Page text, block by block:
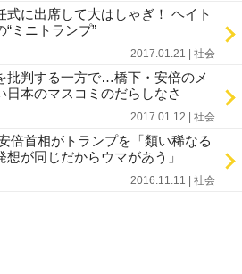
式に出席して大はしゃぎ！ ヘイト
ミニトランプ”
2017.01.21 | 社会
批判する一方で…橋下・安倍のメ
日本のマスコミのだらしなさ
2017.01.12 | 社会
倍首相がトランプを「類い稀なる
が同じだからウマがあう」
2016.11.11 | 社会